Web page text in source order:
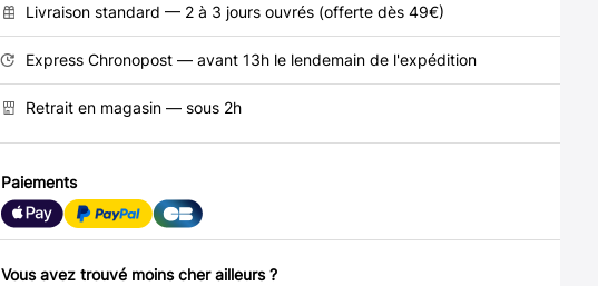
Livraison standard — 2 à 3 jours ouvrés (offerte dès 49€)
Express Chronopost — avant 13h le lendemain de l'expédition
Retrait en magasin — sous 2h
Paiements
Vous avez trouvé moins cher ailleurs ?